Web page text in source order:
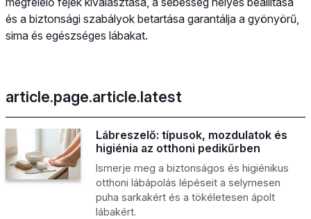
és a biztonsági szabályok betartása garantálja a gyönyörű,
sima és egészséges lábakat.
article.page.article.latest
Lábreszelő: típusok, mozdulatok és
higiénia az otthoni pedikűrben
Ismerje meg a biztonságos és higiénikus
otthoni lábápolás lépéseit a selymesen
puha sarkakért és a tökéletesen ápolt
lábakért.